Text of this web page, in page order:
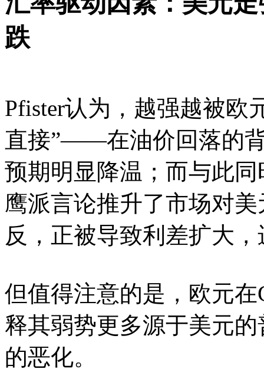
跌
Pfister认为，越强越被欧
直接”——在油价回落的
预期明显降温；而与此
鹰派言论推升了市场对
反，正被导致利差扩大
但值得注意的是，欧元
释其弱势更多源于美元
的恶化。